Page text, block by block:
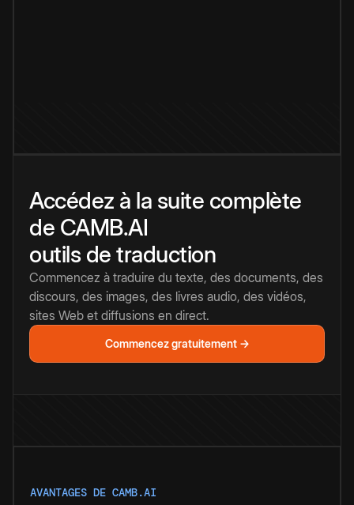
Accédez à la suite complète
de CAMB.AI
outils de traduction
Commencez à traduire du texte, des documents, des
discours, des images, des livres audio, des vidéos,
sites Web et diffusions en direct.
Commencez gratuitement →
AVANTAGES DE CAMB.AI